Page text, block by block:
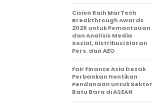
Cision Raih MarTech
Breakthrough Awards
2026 untuk Pemantauan
dan Analisis Media
Sosial, Distribusi Siaran
Pers, dan AEO
Fair Finance Asia Desak
Perbankan Hentikan
Pendanaan untuk Sektor
Batu Bara di ASEAN